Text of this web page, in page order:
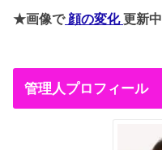
★画像で顔の変化更新中
管理人プロフィール